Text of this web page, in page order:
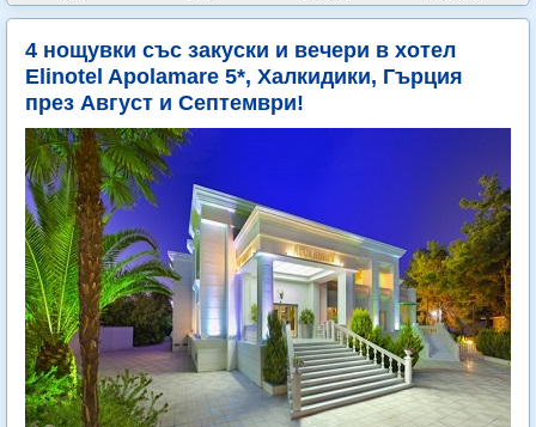
4 нощувки със закуски и вечери в хотел
Elinotel Apolamare 5*, Халкидики, Гърция
през Август и Септември!